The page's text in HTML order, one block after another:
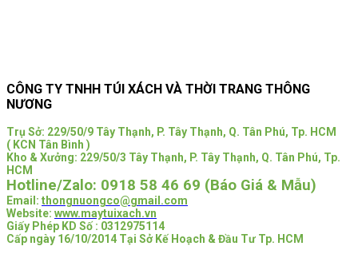
CÔNG TY TNHH TÚI XÁCH VÀ THỜI TRANG THÔNG
NƯƠNG
Trụ Sở: 229/50/9 Tây Thạnh, P. Tây Thạnh, Q. Tân Phú, Tp. HCM
( KCN Tân Bình )
Kho & Xưởng: 229/50/3 Tây Thạnh, P. Tây Thạnh, Q. Tân Phú, Tp.
HCM
Hotline/Zalo: 0918 58 46 69 (Báo Giá & Mẫu)
Email: thongnuongco@gmail.com
Website: www.maytuixach.vn
Giấy Phép KD Số : 0312975114
Cấp ngày 16/10/2014 Tại Sở Kế Hoạch & Đầu Tư Tp. HCM